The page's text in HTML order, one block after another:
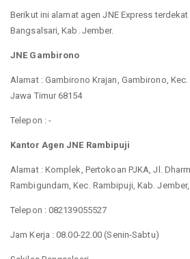
Berikut ini alamat agen JNE Express
Bangsalsari, Kab. Jember.
JNE Gambirono
Alamat : Gambirono Krajan, Gambirono,
Jawa Timur 68154
Telepon : -
Kantor Agen JNE Rambipuji
Alamat : Komplek, Pertokoan PJKA, Jl.
Rambigundam, Kec. Rambipuji, Kab.
Telepon : 082139055527
Jam Kerja : 08.00-22.00 (Senin-Sabtu)